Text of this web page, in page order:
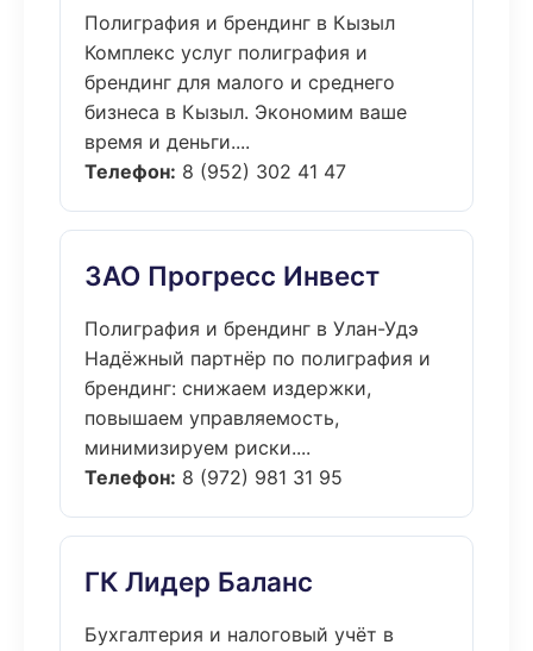
Полиграфия и брендинг в Кызыл
Комплекс услуг полиграфия и
брендинг для малого и среднего
бизнеса в Кызыл. Экономим ваше
время и деньги....
Телефон: 8 (952) 302 41 47
ЗАО Прогресс Инвест
Полиграфия и брендинг в Улан-Удэ
Надёжный партнёр по полиграфия и
брендинг: снижаем издержки,
повышаем управляемость,
минимизируем риски....
Телефон: 8 (972) 981 31 95
ГК Лидер Баланс
Бухгалтерия и налоговый учёт в